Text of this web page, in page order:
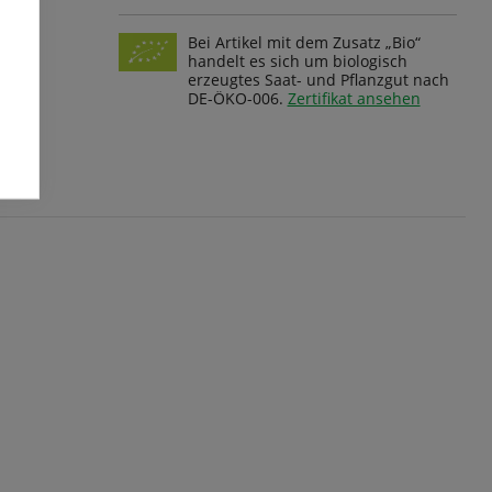
Bei Artikel mit dem Zusatz „Bio“
handelt es sich um biologisch
erzeugtes Saat- und Pflanzgut nach
DE-ÖKO-006. Zertifikat ansehen